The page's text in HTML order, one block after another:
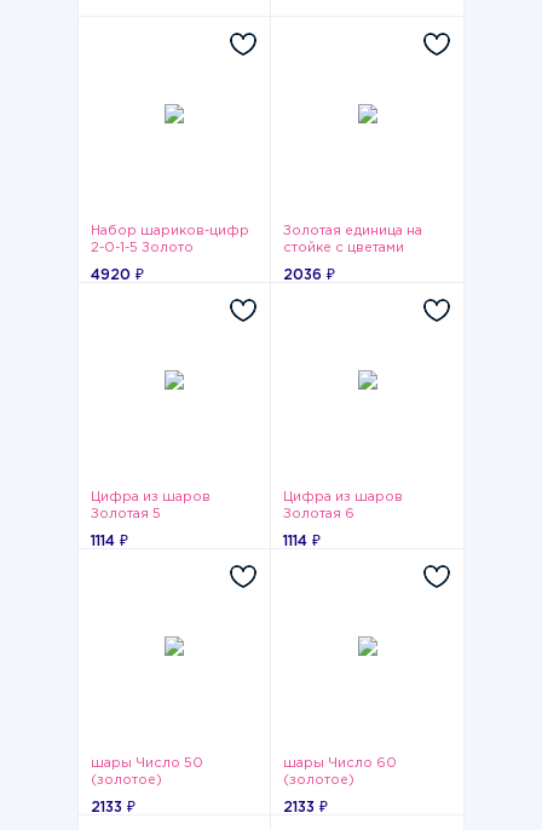
Набор шариков-цифр
2-0-1-5 Золото
4920 ₽
Золотая единица на
стойке с цветами
2036 ₽
Цифра из шаров
Золотая 5
1114 ₽
Цифра из шаров
Золотая 6
1114 ₽
шары Число 50
(золотое)
2133 ₽
шары Число 60
(золотое)
2133 ₽